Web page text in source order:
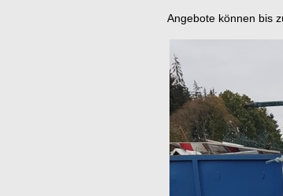
Angebote können bis